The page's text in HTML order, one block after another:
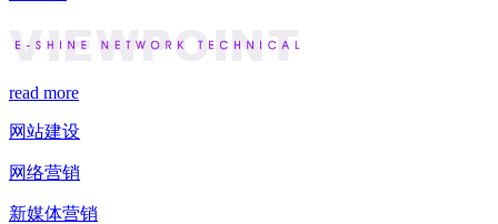
read more
网站建设
网络营销
新媒体营销